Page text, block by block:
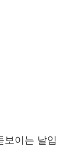
보이는 날입